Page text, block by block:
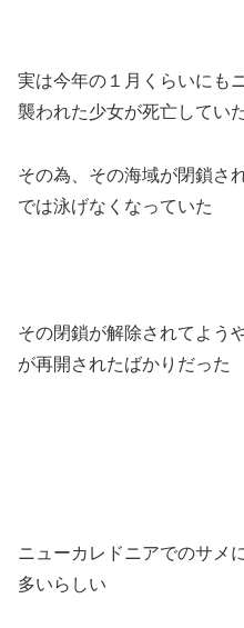
実は今年の１月くらいにも
襲われた少女が死亡してい
その為、その海域が閉鎖さ
では泳げなくなっていた
その閉鎖が解除されてよう
が再開されたばかりだった
ニューカレドニアでのサメ
多いらしい